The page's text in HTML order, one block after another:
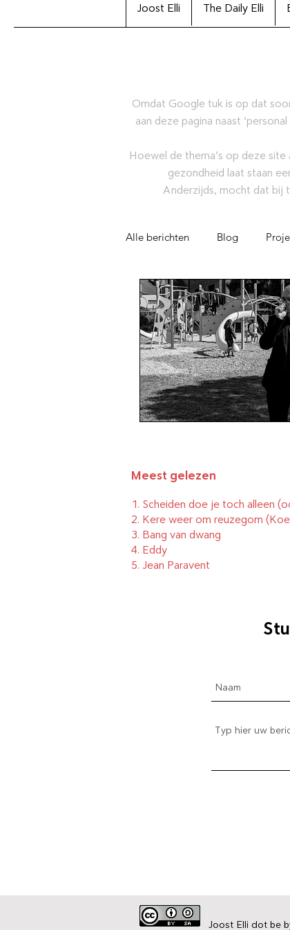
Joost Elli The Daily Elli
Omdat Google tuk is op dat
aan deze pagina naast
Hoewel de thema’s op deze
gezondheid laat staan
Anderzijds, mocht dat bij
Alle berichten Blog
Artikel Joost Elli
Brievenpost Podcast
Boeken die u niet vroeg
The Daily Elli 51-101
The Daily Elli 102-152
The Daily Elli 251-300
Meest gelezen
1. Scheiden doe je toch alleen
2. Kere weer om reuzegom
3. Bang van dwang
4. Eddy
5. Jean Paravent
Joost Elli dot be